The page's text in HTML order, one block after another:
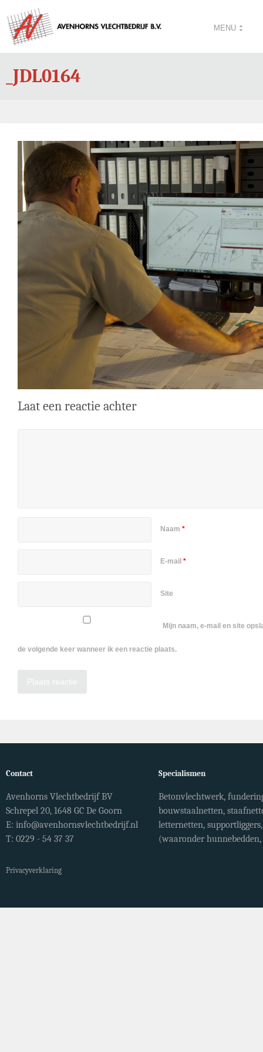
MENU
_JDL0164
Laat een reactie achter
Naam *
E-mail *
Site
Mijn naam, e-mail en site
de volgende keer wanneer ik een reactie plaats.
Contact
Avenhorns Vlechtbedrijf BV
Schrepel 20, 1648 GC De Goorn
E: info@avenhornsvlechtbedrijf.nl
T: 0229 - 54 37 37
Privacyverklaring
Specialismen
Betonvlechtwerk,
bouwstaalnetten,
letternetten,
(waaronder